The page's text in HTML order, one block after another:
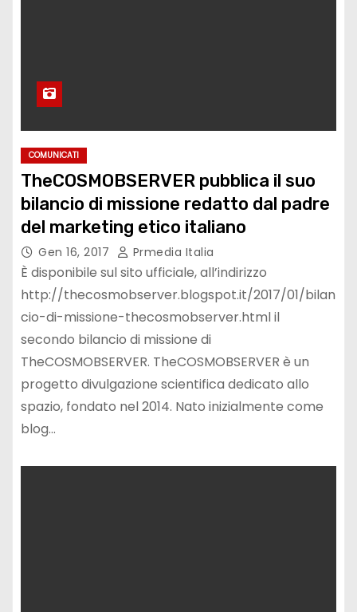
COMUNICATI
TheCOSMOBSERVER pubblica il suo
bilancio di missione redatto dal padre
del marketing etico italiano
Gen 16, 2017 Prmedia Italia
È disponibile sul sito ufficiale, all’indirizzo
http://thecosmobserver.blogspot.it/2017/01/bilan
cio-di-missione-thecosmobserver.html il
secondo bilancio di missione di
TheCOSMOBSERVER. TheCOSMOBSERVER è un
progetto divulgazione scientifica dedicato allo
spazio, fondato nel 2014. Nato inizialmente come
blog…